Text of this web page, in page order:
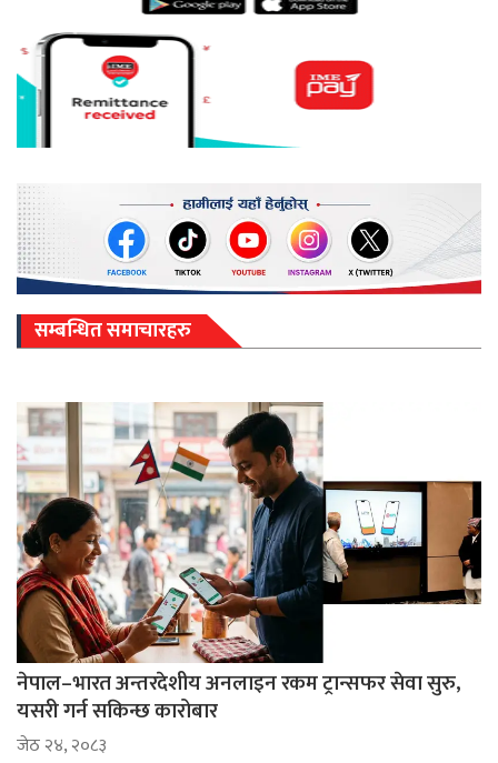
सम्बन्धित समाचारहरु
नेपाल–भारत अन्तरदेशीय अनलाइन रकम ट्रान्सफर सेवा सुरु,
यसरी गर्न सकिन्छ कारोबार
जेठ २४, २०८३